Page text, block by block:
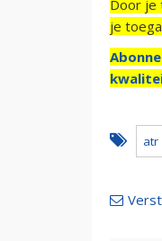
Door je
je
atr